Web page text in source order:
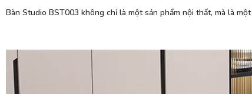
Bàn Studio BST003 không chỉ là một sản phẩm nội thất, mà là